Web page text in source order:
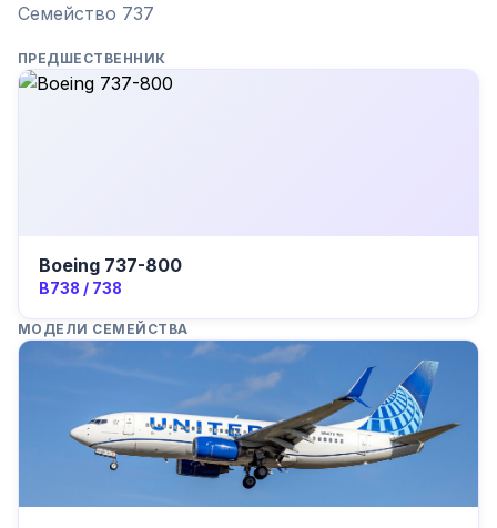
Семейство 737
ПРЕДШЕСТВЕННИК
Boeing 737-800
B738 / 738
МОДЕЛИ СЕМЕЙСТВА